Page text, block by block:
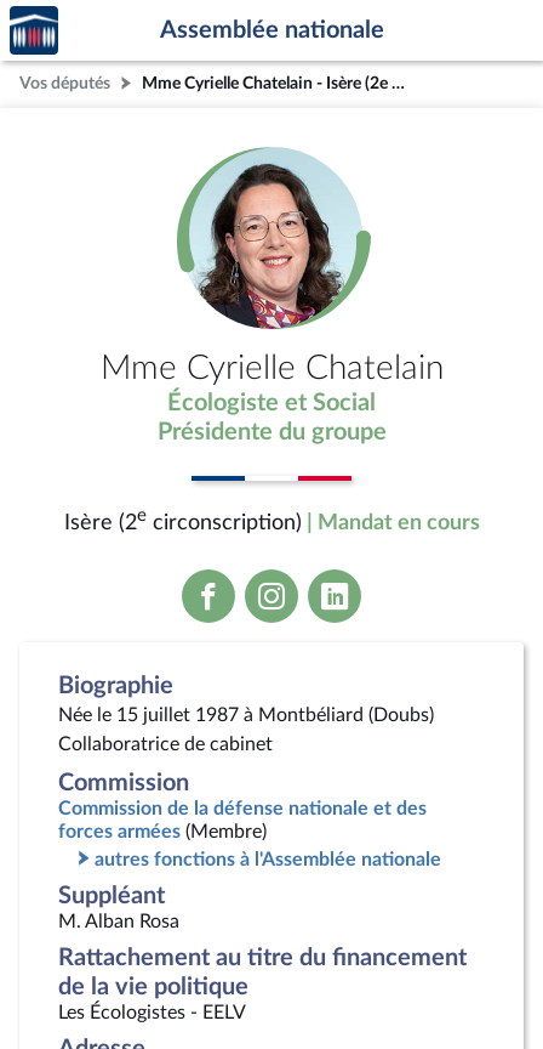
Aller au contenu
Aller en bas de la page
Accèder
à la
page
d'accueil
Assemblée nationale
Vos députés Mme Cyrielle Chatelain - Isère (2e circonscription)
Mme Cyrielle Chatelain
Écologiste et Social
Présidente du groupe
Isère (2ecirconscription) | Mandat en cours
Voir
la
Voir
la
Voir
la
Biographie
Née le 15 juillet 1987 à Montbéliard (Doubs)
Collaboratrice de cabinet
Commission
Commission de la défense nationale et des
forces armées (Membre)
autres fonctions à l'Assemblée nationale
Suppléant
M. Alban Rosa
Rattachement au titre du financement
de la vie politique
Les Écologistes - EELV